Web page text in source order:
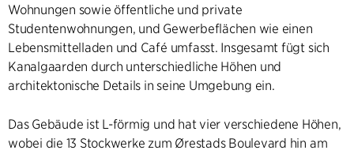
Wohnungen sowie öffentliche und private
Studentenwohnungen, und Gewerbeflächen wie einen
Lebensmittelladen und Café umfasst. Insgesamt fügt sich
Kanalgaarden durch unterschiedliche Höhen und
architektonische Details in seine Umgebung ein.
Das Gebäude ist L-förmig und hat vier verschiedene Höhen,
wobei die 13 Stockwerke zum Ørestads Boulevard hin am